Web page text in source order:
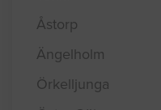
Åstorp
Ängelholm
Örkelljunga